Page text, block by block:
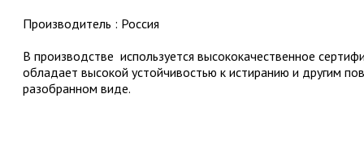
Производитель : Россия
В производстве используется высококачественное
обладает высокой устойчивостью к истиранию и другим
разобранном виде.